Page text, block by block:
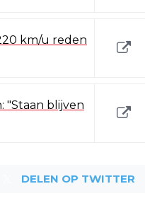
km/u reden
"Staan blijven
DELEN OP TWITTER